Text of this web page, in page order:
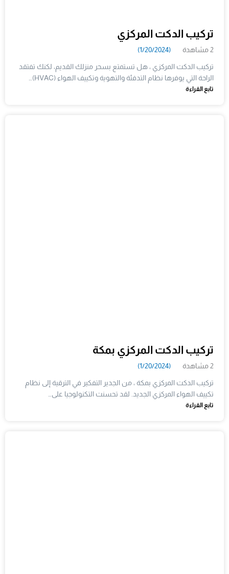
تركيب الدكت المركزي
2 مشاهدة (1/20/2024)
تركيب الدكت المركزي ، هل تستمتع بسحر منزلك القديم، لكنك تفتقد
الراحة التي يوفرها نظام التدفئة والتهوية وتكييف الهواء (HVAC)…
تابع القراءة
تركيب الدكت المركزي بمكة
2 مشاهدة (1/20/2024)
تركيب الدكت المركزي بمكة ، من الجدير التفكير في الترقية إلى نظام
تكييف الهواء المركزي الجديد. لقد تحسنت التكنولوجيا على…
تابع القراءة